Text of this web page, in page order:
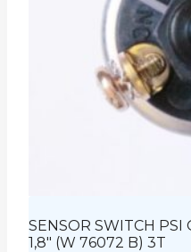
SENSOR SWITCH PSI
1,8″ (W 76072 B) 3T